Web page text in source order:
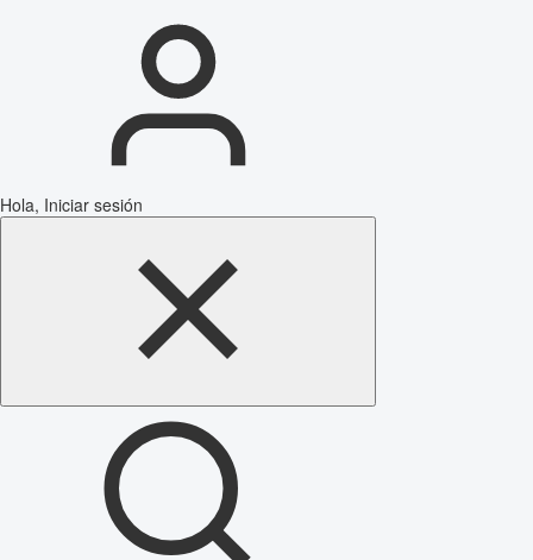
Hola, Iniciar sesión